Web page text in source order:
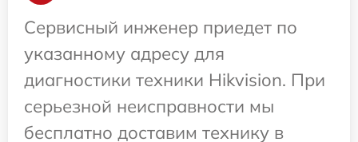
Сервисный инженер приедет по
указанному адресу для
диагностики техники Hikvision. При
серьезной неисправности мы
бесплатно доставим технику в